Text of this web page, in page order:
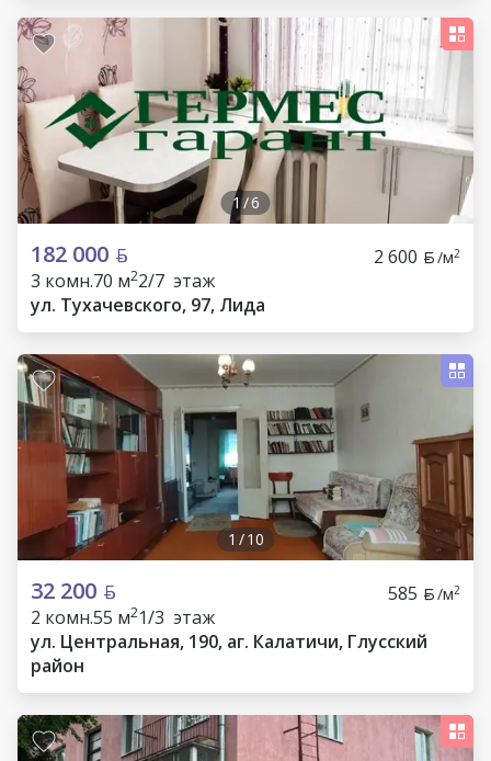
1 /6
182 000 2 600 /м2
3 комн.70 м22/7 этаж
ул. Тухачевского, 97, Лида
1 /10
32 200 585 /м2
2 комн.55 м21/3 этаж
ул. Центральная, 190, аг. Калатичи, Глусский
район